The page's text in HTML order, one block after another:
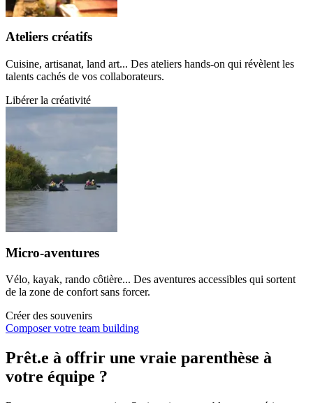
Ateliers créatifs
Cuisine, artisanat, land art... Des ateliers hands-on qui révèlent les
talents cachés de vos collaborateurs.
Libérer la créativité
Micro-aventures
Vélo, kayak, rando côtière... Des aventures accessibles qui sortent
de la zone de confort sans forcer.
Créer des souvenirs
Composer votre team building
Prêt.e à offrir une vraie parenthèse à
votre équipe ?